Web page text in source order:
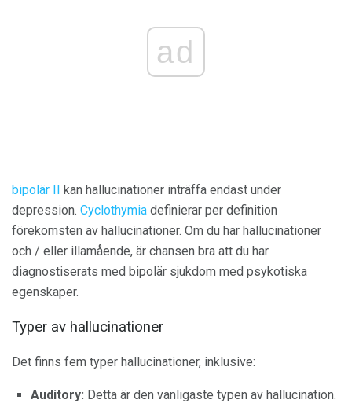
ad
bipolär II kan hallucinationer inträffa endast under
depression. Cyclothymia definierar per definition
förekomsten av hallucinationer. Om du har hallucinationer
och / eller illamående, är chansen bra att du har
diagnostiserats med bipolär sjukdom med psykotiska
egenskaper.
Typer av hallucinationer
Det finns fem typer hallucinationer, inklusive:
Auditory: Detta är den vanligaste typen av hallucination.